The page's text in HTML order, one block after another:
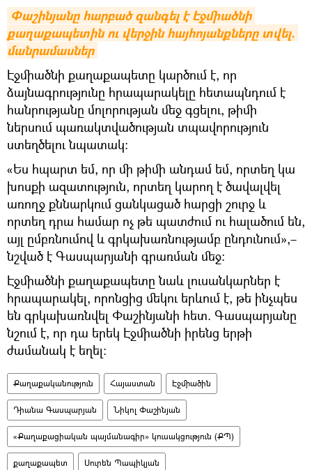
Փաշինյանը հարբած զանգել է Էջմիածնի
քաղաքապետին ու վերջին հայհոյանքները տվել.
մանրամասներ
Էջմիածնի քաղաքապետը կարծում է, որ
ձայնագրությունը հրապարակելը հետապնդում է
հանրությանը մոլորության մեջ գցելու, թիմի
ներսում պառակտվածության տպավորություն
ստեղծելու նպատակ:
«Ես հպարտ եմ, որ մի թիմի անդամ եմ, որտեղ կա
խոսքի ազատություն, որտեղ կարող է ծավալվել
առողջ քննարկում ցանկացած հարցի շուրջ և
որտեղ դրա համար ոչ թե պատժում ու հալածում են,
այլ ըմբռնումով և գրկախառնությամբ ընդունում»,–
նշված է Գասպարյանի գրառման մեջ։
Էջմիածնի քաղաքապետը նաև լուսանկարներ է
հրապարակել, որոնցից մեկու երևում է, թե ինչպես
են գրկախառնվել Փաշինյանի հետ. Գասպարյանը
նշում է, որ դա երեկ Էջմիածնի իրենց երթի
ժամանակ է եղել։
Քաղաքականություն Հայաստան Էջմիածին
Դիանա Գասպարյան Նիկոլ Փաշինյան
«Քաղաքացիական պայմանագիր» կուսակցություն (ՔՊ)
քաղաքապետ Սուրեն Պապիկյան